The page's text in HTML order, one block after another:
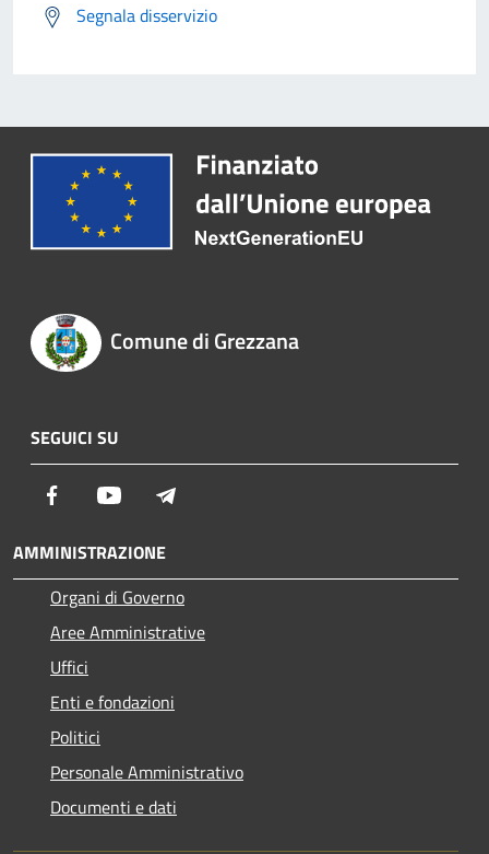
Segnala disservizio
Comune di Grezzana
SEGUICI SU
Facebook Youtube
AMMINISTRAZIONE
Organi di Governo
Aree Amministrative
Uffici
Enti e fondazioni
Politici
Personale Amministrativo
Documenti e dati